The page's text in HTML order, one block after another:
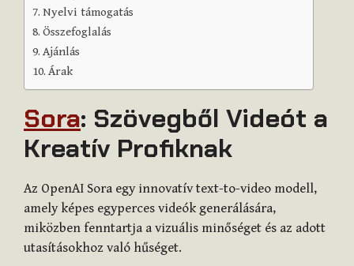
Nyelvi támogatás
Összefoglalás
Ajánlás
Árak
Sora: Szövegből Videót a
Kreatív Profiknak
Az OpenAI Sora egy innovatív text-to-video modell,
amely képes egyperces videók generálására,
miközben fenntartja a vizuális minőséget és az adott
utasításokhoz való hűséget.